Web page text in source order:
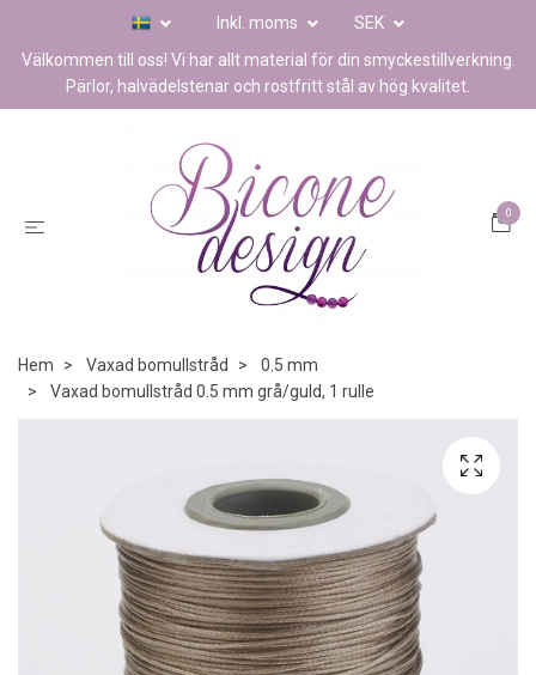
Inkl. moms
SEK
Välkommen till oss! Vi har allt material för din smyckestillverkning.
Pärlor, halvädelstenar och rostfritt stål av hög kvalitet.
0
Hem Vaxad bomullstråd
0.5 mm
Vaxad bomullstråd 0.5 mm grå/guld, 1 rulle